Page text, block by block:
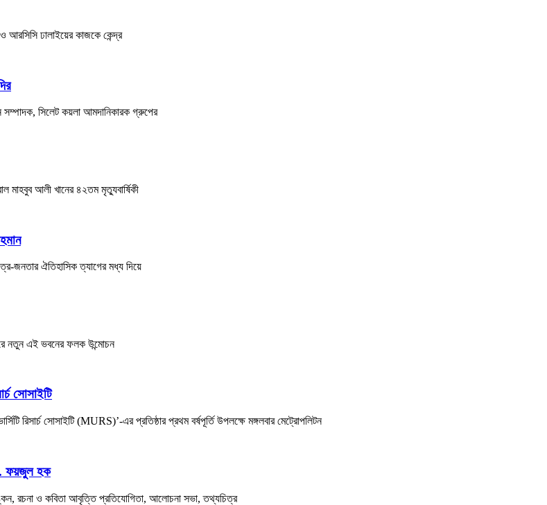
আরসিসি ঢালাইয়ের কাজকে কেন্দ্র
সম্পাদক, সিলেট কয়লা আমদানিকারক গ্রুপের
মাহবুব আলী খানের ৪২তম মৃত্যুবার্ষিকী
জনতার ঐতিহাসিক ত্যাগের মধ্য দিয়ে
নতুন এই ভবনের ফলক উন্মোচন
সোসাইটি
রিসার্চ সোসাইটি (MURS)’-এর প্রতিষ্ঠার প্রথম বর্ষপূর্তি উপলক্ষে মঙ্গলবার মেট্রোপলিটন
ফয়জুল হক
রচনা ও কবিতা আবৃত্তি প্রতিযোগিতা, আলোচনা সভা, তথ্যচিত্র